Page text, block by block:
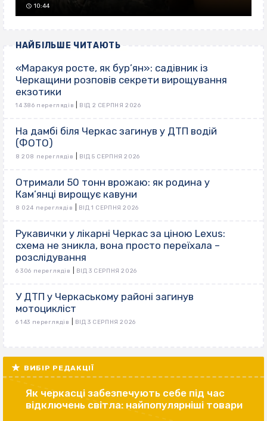
10:44
НАЙБІЛЬШЕ ЧИТАЮТЬ
«Маракуя росте, як бур’ян»: садівник із
Черкащини розповів секрети вирощування
екзотики
14 386 переглядів ВІД 2 СЕРПНЯ 2026
На дамбі біля Черкас загинув у ДТП водій
(ФОТО)
8 208 переглядів ВІД 5 СЕРПНЯ 2026
Отримали 50 тонн врожаю: як родина у
Кам’янці вирощує кавуни
8 024 переглядів ВІД 1 СЕРПНЯ 2026
Рукавички у лікарні Черкас за ціною Lexus:
схема не зникла, вона просто переїхала –
розслідування
6 306 переглядів ВІД 3 СЕРПНЯ 2026
У ДТП у Черкаському районі загинув
мотоцикліст
6 143 переглядів ВІД 3 СЕРПНЯ 2026
ВИБІР РЕДАКЦІЇ
Як черкасці забезпечують себе під час
відключень світла: найпопулярніші товари